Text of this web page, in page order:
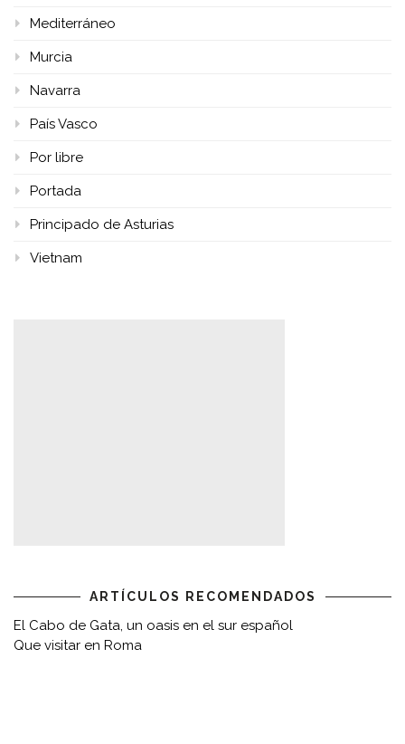
Mediterráneo
Murcia
Navarra
País Vasco
Por libre
Portada
Principado de Asturias
Vietnam
ARTÍCULOS RECOMENDADOS
El Cabo de Gata, un oasis en el sur español
Que visitar en Roma